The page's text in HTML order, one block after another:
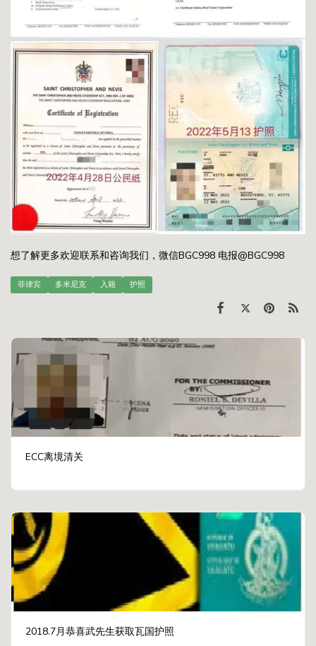
想了解更多欢迎联系和咨询我们，微信BGC998 电报@BGC998
菲律宾 多米尼克 入籍 护照
ECC离境清关
2018.7月恭喜武先生获取瓦国护照